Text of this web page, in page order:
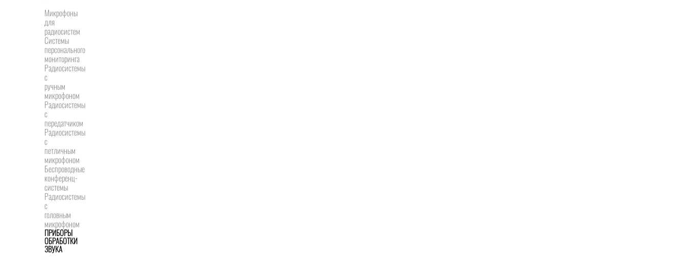
Микрофоны
для
радиосистем
Системы
персонального
мониторинга
Радиосистемы
c
ручным
микрофоном
Радиосистемы
с
передатчиком
Радиосистемы
с
петличным
микрофоном
Беспроводные
конференц-
системы
Радиосистемы
с
головным
микрофоном
ПРИБОРЫ
ОБРАБОТКИ
ЗВУКА